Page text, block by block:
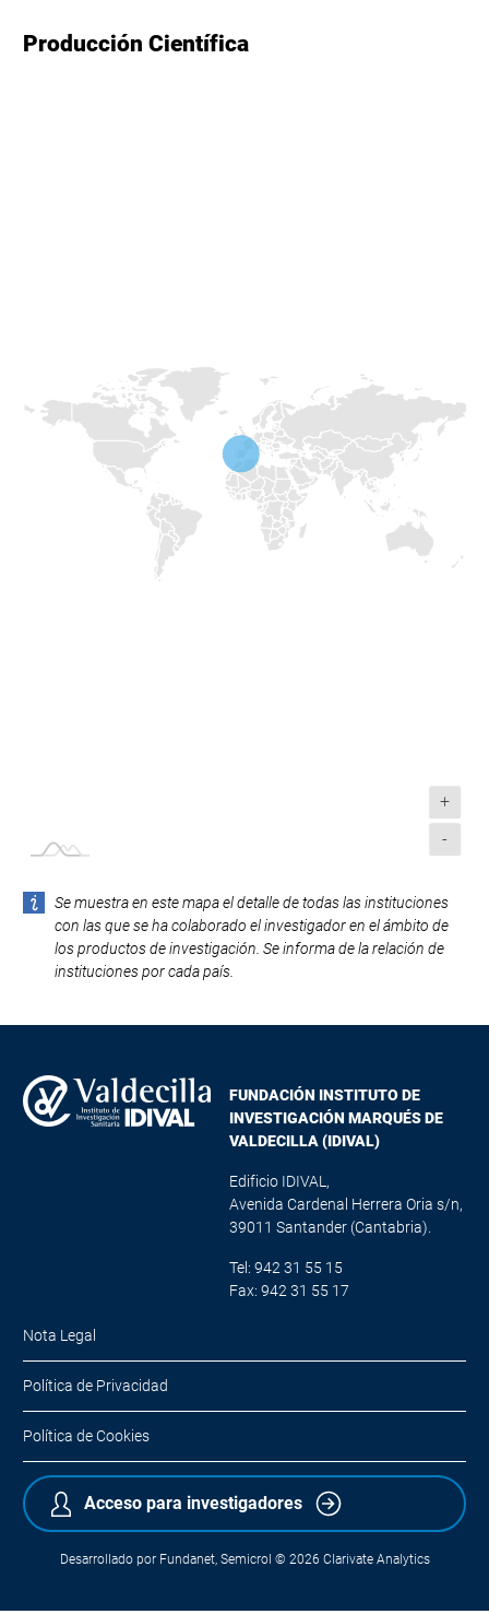
Producción Científica
+
-
Se muestra en este mapa el detalle de todas las instituciones
con las que se ha colaborado el investigador en el ámbito de
los productos de investigación. Se informa de la relación de
instituciones por cada país.
FUNDACIÓN INSTITUTO DE
INVESTIGACIÓN MARQUÉS DE
VALDECILLA (IDIVAL)
Edificio IDIVAL,
Avenida Cardenal Herrera Oria s/n,
39011 Santander (Cantabria).
Tel: 942 31 55 15
Fax: 942 31 55 17
Nota Legal
Política de Privacidad
Política de Cookies
Acceso para investigadores
Desarrollado por Fundanet, Semicrol © 2026 Clarivate Analytics